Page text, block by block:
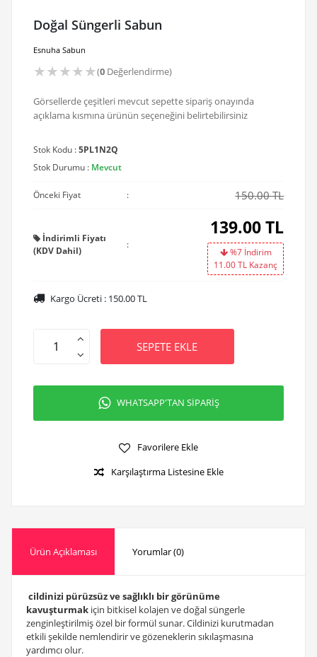
Doğal Süngerli Sabun
Esnuha Sabun
★★★★★(0Değerlendirme)
Görsellerde çeşitleri mevcut sepette sipariş onayında
açıklama kısmına ürünün seçeneğini belirtebilirsiniz
Stok Kodu :5PL1N2Q
Stok Durumu : Mevcut
Önceki Fiyat : 150.00 TL
İndirimli Fiyatı
(KDV Dahil)
:
139.00TL
%7 İndirim
11.00TL Kazanç
Kargo Ücreti : 150.00TL
SEPETE EKLE
WHATSAPP'TAN SİPARİŞ
Favorilere Ekle
Karşılaştırma Listesine Ekle
Ürün Açıklaması Yorumlar (0)
cildinizi pürüzsüz ve sağlıklı bir görünüme
kavuşturmak için bitkisel kolajen ve doğal süngerle
zenginleştirilmiş özel bir formül sunar. Cildinizi kurutmadan
etkili şekilde nemlendirir ve gözeneklerin sıkılaşmasına
yardımcı olur.